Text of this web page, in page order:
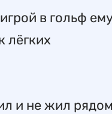
в гольф
лёгких
и не жил рядом